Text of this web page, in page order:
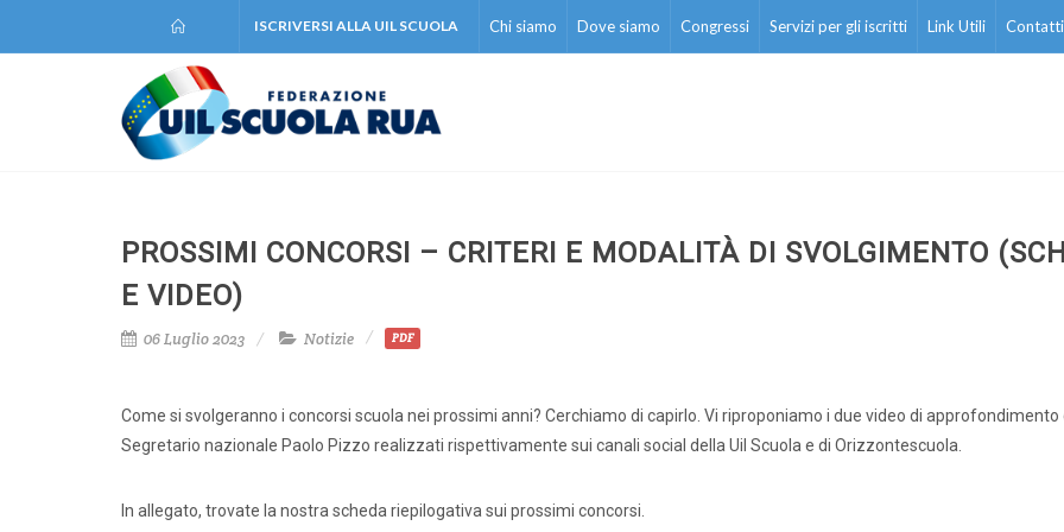
ISCRIVERSI ALLA UIL SCUOLA Chi siamo Dove siamo Congressi Servizi per gli iscritti Link Utili Contatti
PROSSIMI CONCORSI – CRITERI E MODALITÀ DI SVOLGIMENTO
E VIDEO)
06 Luglio 2023 Notizie PDF
Come si svolgeranno i concorsi scuola nei prossimi anni? Cerchiamo di capirlo. Vi riproponiamo i due video di approfondimento
Segretario nazionale Paolo Pizzo realizzati rispettivamente sui canali social della Uil Scuola e di Orizzontescuola.
In allegato, trovate la nostra scheda riepilogativa sui prossimi concorsi.